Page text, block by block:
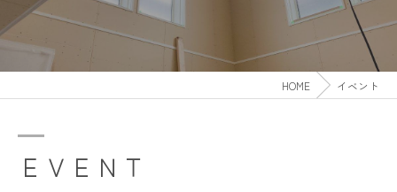
HOME イベント
ＥＶＥＮＴ